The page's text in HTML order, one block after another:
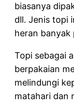
biasanya
dll. Jenis topi
heran banyak
Topi sebagai
berpakaian
melindungi
matahari dan